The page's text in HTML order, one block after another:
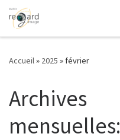
Passer au contenu
Accueil» 2025 »février
Archives
mensuelles: